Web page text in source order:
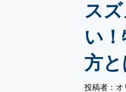
ス
い
方と
投稿者：オ